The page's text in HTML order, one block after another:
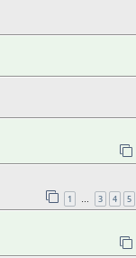
1 … 3 4 5